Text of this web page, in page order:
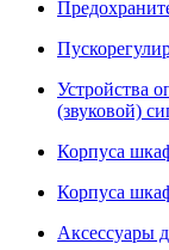
Устройства
(звуковой)
Корпуса
Корпуса
Аксессуары